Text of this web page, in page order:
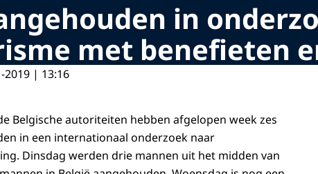
in
met benefieten
2019 | 13:16
Belgische autoriteiten hebben afgelopen week zes
in een internationaal onderzoek naar
Dinsdag werden drie mannen uit het midden van